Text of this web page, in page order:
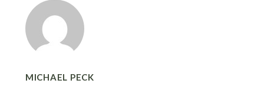
MICHAEL PECK